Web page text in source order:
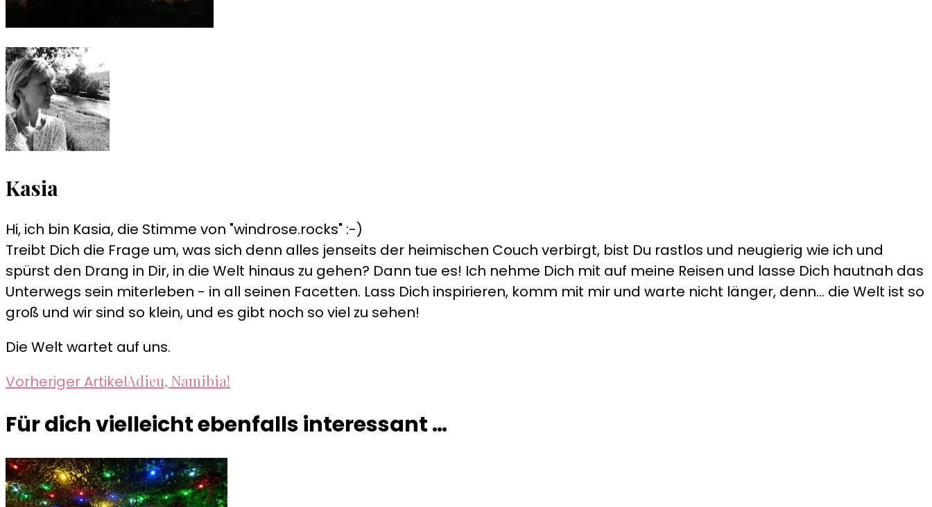
Kasia
Hi, ich bin Kasia, die Stimme von "windrose.rocks" :-)
Treibt Dich die Frage um, was sich denn alles jenseits der heimischen Couch verbirgt, bist Du rastlos und neugierig wie ich und
spürst den Drang in Dir, in die Welt hinaus zu gehen? Dann tue es! Ich nehme Dich mit auf meine Reisen und lasse Dich hautnah das
Unterwegs sein miterleben - in all seinen Facetten. Lass Dich inspirieren, komm mit mir und warte nicht länger, denn... die Welt ist so
groß und wir sind so klein, und es gibt noch so viel zu sehen!
Die Welt wartet auf uns.
Beitragsnavigation
Vorheriger ArtikelAdieu, Namibia!
Für dich vielleicht ebenfalls interessant …